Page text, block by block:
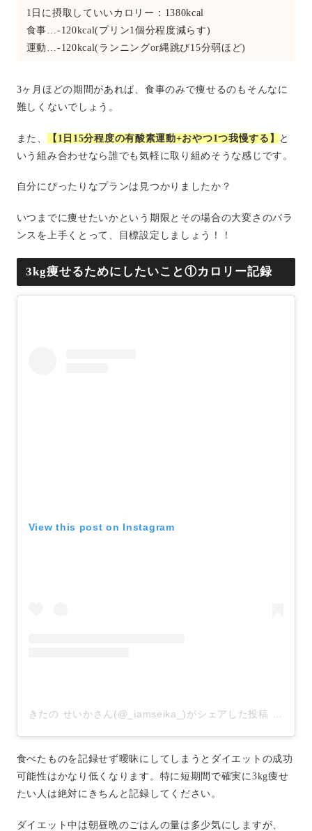
1日に摂取していいカロリー：1380kcal
食事…-120kcal(プリン1個分程度減らす)
運動…-120kcal(ランニングor縄跳び15分弱ほど)
3ヶ月ほどの期間があれば、食事のみで痩せるのもそんなに
難しくないでしょう。
また、 【1日15分程度の有酸素運動+おやつ1つ我慢する】
と
いう組み合わせなら誰でも気軽に取り組めそうな感じです。
自分にぴったりなプランは見つかりましたか？
いつまでに痩せたいかという期限とその場合の大変さのバラ
ンスを上手くとって、目標設定しましょう！！
3kg痩せるためにしたいこと①カロリー記録
View this post on Instagram
きたの せいかさん(@_iamseika_)がシェアした投稿
食べたものを記録せず曖昧にしてしまうとダイエットの成功
可能性はかなり低くなります。特に短期間で確実に3kg痩せ
たい人は絶対にきちんと記録してください。
ダイエット中は朝昼晩のごはんの量は多少気にしますが、